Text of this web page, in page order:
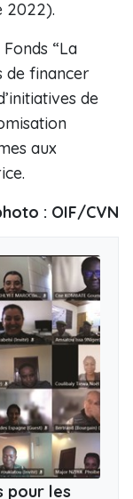
2022).
“La
de financer
de
aux
: OIF/CVN
pour les